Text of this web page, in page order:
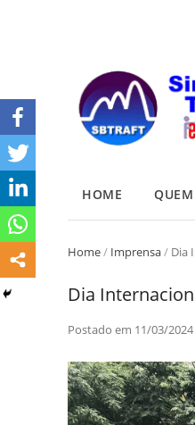
HOME
Home/ Imprensa/ Dia
Dia
Postado em 11/03/2024